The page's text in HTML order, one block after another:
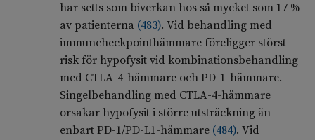
har setts som biverkan hos så mycket som 17 %
av patienterna (483). Vid behandling med
immuncheckpointhämmare föreligger störst
risk för hypofysit vid kombinationsbehandling
med CTLA-4-hämmare och PD-1-hämmare.
Singelbehandling med CTLA-4-hämmare
orsakar hypofysit i större utsträckning än
enbart PD-1/PD-L1-hämmare (484). Vid